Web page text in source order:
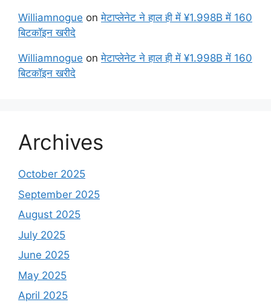
Williamnogue onमेटाप्लेनेट ने हाल ही में ¥1.998B में 160
बिटकॉइन खरीदे
Williamnogue onमेटाप्लेनेट ने हाल ही में ¥1.998B में 160
बिटकॉइन खरीदे
Archives
October 2025
September 2025
August 2025
July 2025
June 2025
May 2025
April 2025